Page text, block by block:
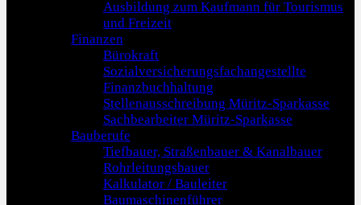
Ausbildung zum Kaufmann für Tourismus
und Freizeit
Finanzen
Bürokraft
Sozialversicherungsfachangestellte
Finanzbuchhaltung
Stellenausschreibung Müritz-Sparkasse
Sachbearbeiter Müritz-Sparkasse
Bauberufe
Tiefbauer, Straßenbauer & Kanalbauer
Rohrleitungsbauer
Kalkulator / Bauleiter
Baumaschinenführer